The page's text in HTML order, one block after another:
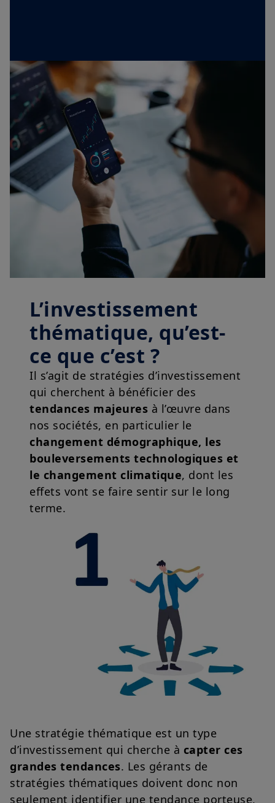
L’investissement
thématique, qu’est-
ce que c’est ?
Il s’agit de stratégies d’investissement
qui cherchent à bénéficier des
tendances majeures à l’œuvre dans
nos sociétés, en particulier le
changement démographique, les
bouleversements technologiques et
le changement climatique, dont les
effets vont se faire sentir sur le long
terme.
Une stratégie thématique est un type
d’investissement qui cherche à capter ces
grandes tendances. Les gérants de
stratégies thématiques doivent donc non
seulement identifier une tendance porteuse,